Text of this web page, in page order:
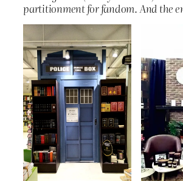
partitionment for fandom. And the